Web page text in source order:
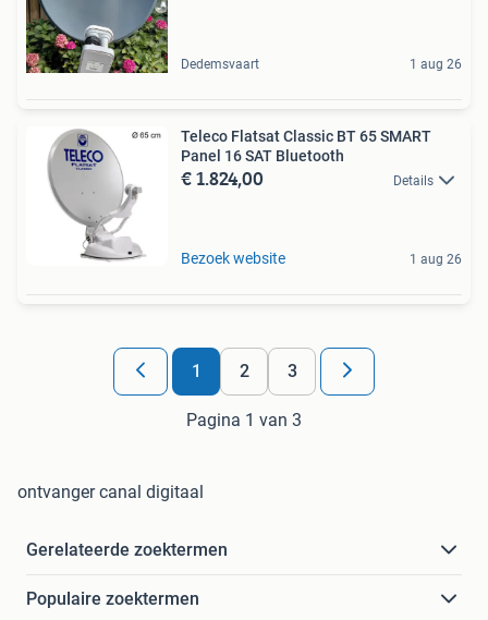
Dedemsvaart 1 aug 26
Teleco Flatsat Classic BT 65 SMART
Panel 16 SAT Bluetooth
€ 1.824,00 Details
Bezoek website 1 aug 26
1 2 3
Pagina 1 van 3
ontvanger canal digitaal
Gerelateerde zoektermen
Populaire zoektermen